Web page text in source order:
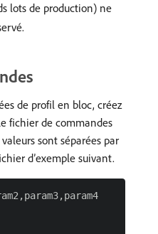
lots de production) ne
de profil en bloc, créez
fichier de commandes
sont séparées par
d’exemple suivant.